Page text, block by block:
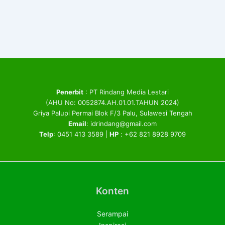
Penerbit : PT Rindang Media Lestari
(AHU No: 0052874.AH.01.01.TAHUN 2024)
Griya Palupi Permai Blok F/3 Palu, Sulawesi Tengah
Email: idrindang@gmail.com
Telp: 0451 413 3589 | HP : +62 821 8928 9709
Konten
Serampai